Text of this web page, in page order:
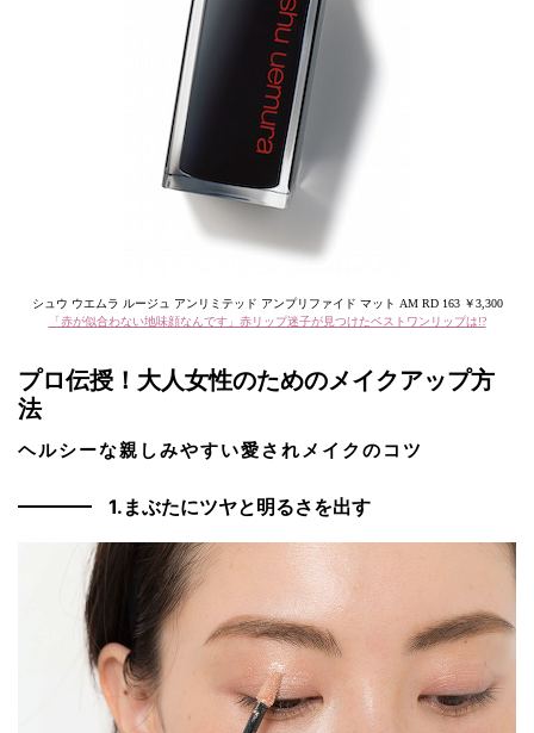
シュウ ウエムラ ルージュ アンリミテッド アンプリファイド マット AM RD 163 ￥3,300
「赤が似合わない地味顔なんです」赤リップ迷子が見つけたベストワンリップは!?
プロ伝授！大人女性のためのメイクアップ方
法
ヘルシーな親しみやすい愛されメイクのコツ
1.まぶたにツヤと明るさを出す